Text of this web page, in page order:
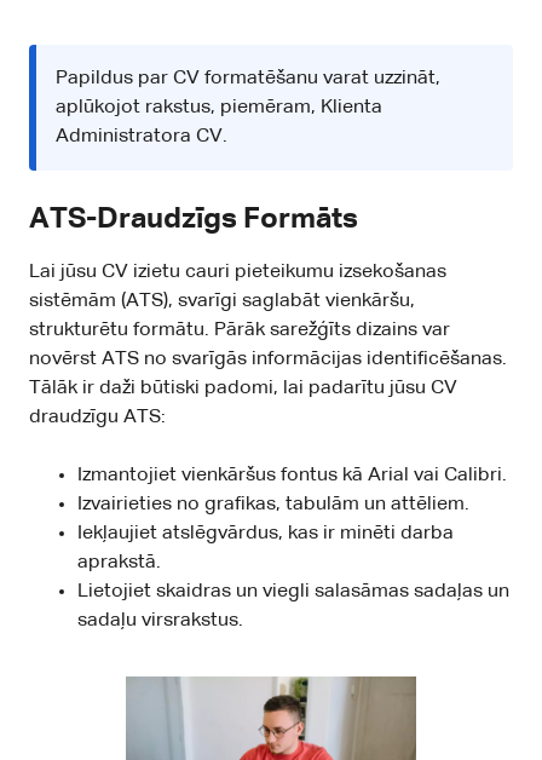
Papildus par CV formatēšanu varat uzzināt,
aplūkojot rakstus, piemēram, Klienta
Administratora CV.
ATS-Draudzīgs Formāts
Lai jūsu CV izietu cauri pieteikumu izsekošanas
sistēmām (ATS), svarīgi saglabāt vienkāršu,
strukturētu formātu. Pārāk sarežģīts dizains var
novērst ATS no svarīgās informācijas identificēšanas.
Tālāk ir daži būtiski padomi, lai padarītu jūsu CV
draudzīgu ATS:
Izmantojiet vienkāršus fontus kā Arial vai Calibri.
Izvairieties no grafikas, tabulām un attēliem.
Iekļaujiet atslēgvārdus, kas ir minēti darba
aprakstā.
Lietojiet skaidras un viegli salasāmas sadaļas un
sadaļu virsrakstus.